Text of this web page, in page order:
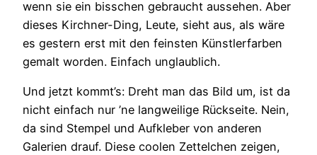
wenn sie ein bisschen gebraucht aussehen. Aber
dieses Kirchner-Ding, Leute, sieht aus, als wäre
es gestern erst mit den feinsten Künstlerfarben
gemalt worden. Einfach unglaublich.
Und jetzt kommt’s: Dreht man das Bild um, ist da
nicht einfach nur ’ne langweilige Rückseite. Nein,
da sind Stempel und Aufkleber von anderen
Galerien drauf. Diese coolen Zettelchen zeigen,